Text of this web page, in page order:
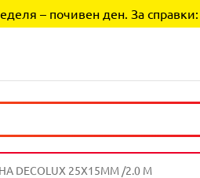
– почивен ден. За справки:
DECOLUX 25X15ММ /2.0 М